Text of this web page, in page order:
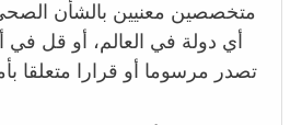
متخصصين معنيين بالشأن
أي دولة في العالم، أو قل في
تصدر مرسوما أو قرارا متعلقا